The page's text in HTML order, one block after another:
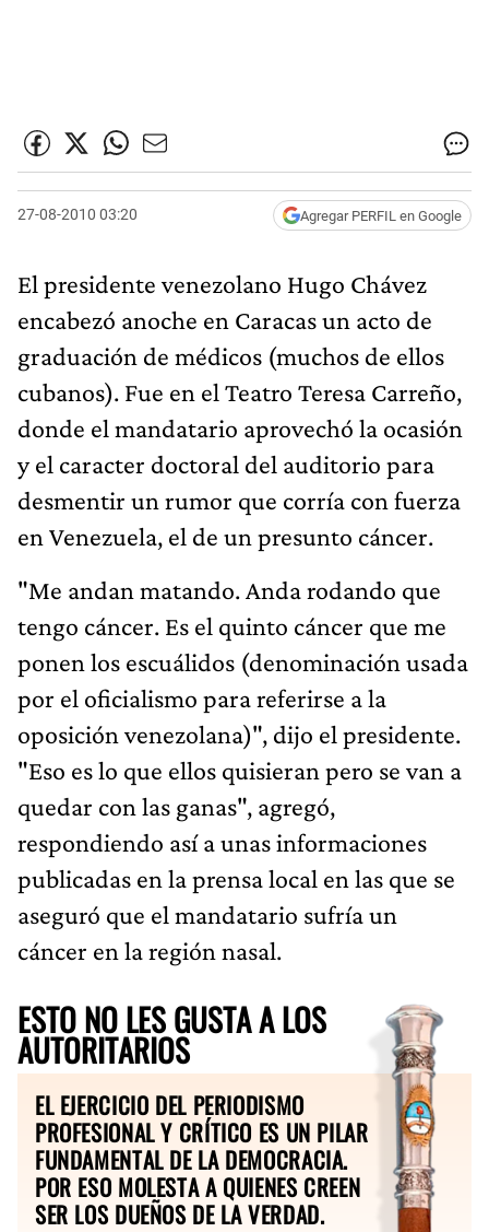
27-08-2010 03:20 Agregar PERFIL en Google
El presidente venezolano Hugo Chávez
encabezó anoche en Caracas un acto de
graduación de médicos (muchos de ellos
cubanos). Fue en el Teatro Teresa Carreño,
donde el mandatario aprovechó la ocasión
y el caracter doctoral del auditorio para
desmentir un rumor que corría con fuerza
en Venezuela, el de un presunto cáncer.
"Me andan matando. Anda rodando que
tengo cáncer. Es el quinto cáncer que me
ponen los escuálidos (denominación usada
por el oficialismo para referirse a la
oposición venezolana)", dijo el presidente.
"Eso es lo que ellos quisieran pero se van a
quedar con las ganas", agregó,
respondiendo así a unas informaciones
publicadas en la prensa local en las que se
aseguró que el mandatario sufría un
cáncer en la región nasal.
ESTO NO LES GUSTA A LOS
AUTORITARIOS
EL EJERCICIO DEL PERIODISMO
PROFESIONAL Y CRÍTICO ES UN PILAR
FUNDAMENTAL DE LA DEMOCRACIA.
POR ESO MOLESTA A QUIENES CREEN
SER LOS DUEÑOS DE LA VERDAD.